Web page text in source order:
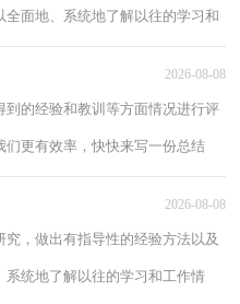
面地、系统地了解以往的学习和
2026-08-08
的经验和教训等方面情况进行评
更有效率，快快来写一份总结
2026-08-08
，做出有指导性的经验方法以及
统地了解以往的学习和工作情